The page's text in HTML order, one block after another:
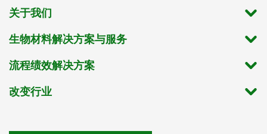
关于我们
生物材料解决方案与服务
流程绩效解决方案
改变行业